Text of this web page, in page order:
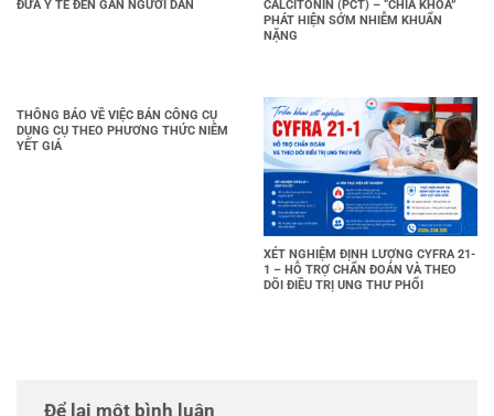
ĐƯA Y TẾ ĐẾN GẦN NGƯỜI DÂN
CALCITONIN (PCT) – “CHÌA KHÓA”
PHÁT HIỆN SỚM NHIỄM KHUẨN
NẶNG
THÔNG BÁO VỀ VIỆC BÁN CÔNG CỤ
DỤNG CỤ THEO PHƯƠNG THỨC NIÊM
YẾT GIÁ
XÉT NGHIỆM ĐỊNH LƯỢNG CYFRA 21-
1 – HỖ TRỢ CHẨN ĐOÁN VÀ THEO
DÕI ĐIỀU TRỊ UNG THƯ PHỔI
Để lại một bình luận